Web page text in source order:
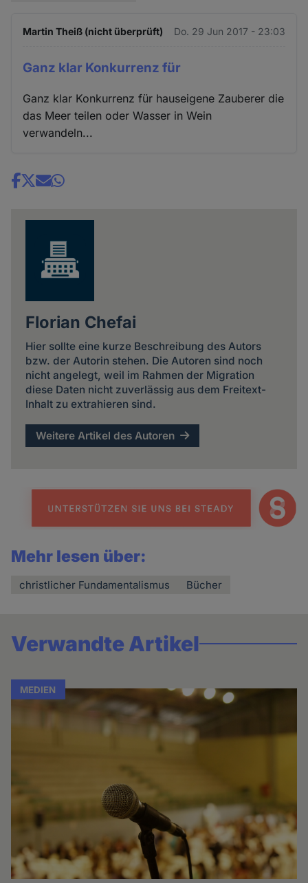
Martin Theiß (nicht überprüft) Do. 29 Jun 2017 - 23:03
Ganz klar Konkurrenz für
Ganz klar Konkurrenz für hauseigene Zauberer die
das Meer teilen oder Wasser in Wein
verwandeln...
Share
Florian Chefai
Hier sollte eine kurze Beschreibung des Autors
bzw. der Autorin stehen. Die Autoren sind noch
nicht angelegt, weil im Rahmen der Migration
diese Daten nicht zuverlässig aus dem Freitext-
Inhalt zu extrahieren sind.
Weitere Artikel des Autoren
Mehr lesen über:
christlicher Fundamentalismus Bücher
Verwandte Artikel
MEDIEN